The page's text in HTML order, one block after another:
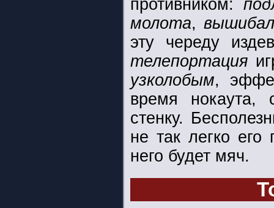
противником:
молота,
эту череду
телепортация
узколобым,
время
стенку.
не так легко
него будет мяч.